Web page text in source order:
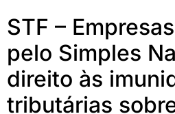
STF –
pelo Simples
direito às
tributárias